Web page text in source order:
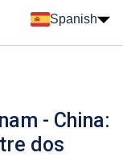
Spanish
- China:
dos